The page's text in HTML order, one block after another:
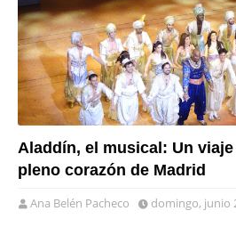
Aladdín, el musical: Un viaje
pleno corazón de Madrid
Ana Belén Pacheco domingo, junio